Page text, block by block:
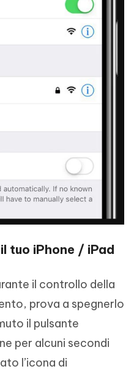
tuo iPhone / iPad
il controllo della
prova a spegnerlo
il pulsante
per alcuni secondi
l’icona di